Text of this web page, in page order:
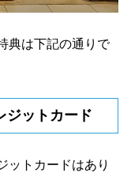
典は下記の通りで
ジットカード
ットカードはあり